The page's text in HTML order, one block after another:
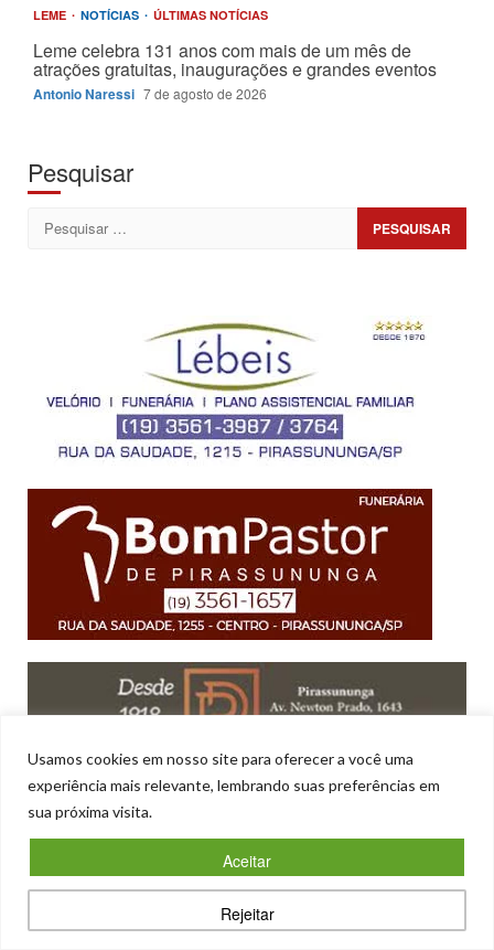
Usamos cookies em nosso site para oferecer a você uma
experiência mais relevante, lembrando suas preferências em
sua próxima visita.
Rejeitar
Aceitar
LEME NOTÍCIAS ÚLTIMAS NOTÍCIAS
Leme celebra 131 anos com mais de um mês de
atrações gratuitas, inaugurações e grandes eventos
Antonio Naressi 7 de agosto de 2026
Pesquisar
Pesquisar